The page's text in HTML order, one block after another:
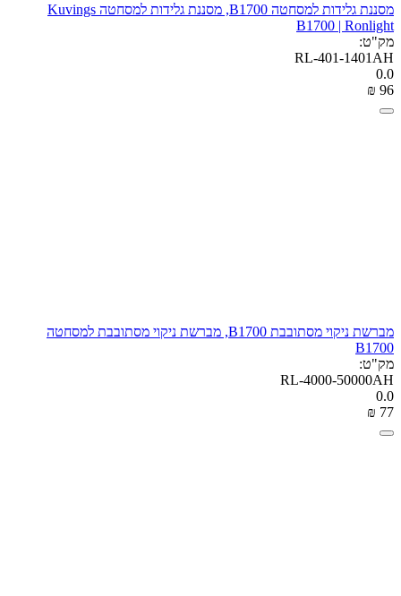
מסננת גלידות למסחטה B1700, מסננת גלידות למסחטה Kuvings
B1700 | Ronlight
מק"ט:
RL-401-1401AH
0.0
₪ ‍96‍
מברשת ניקוי מסתובבת B1700, מברשת ניקוי מסתובבת למסחטה
B1700
מק"ט:
RL-4000-50000AH
0.0
₪ ‍77‍